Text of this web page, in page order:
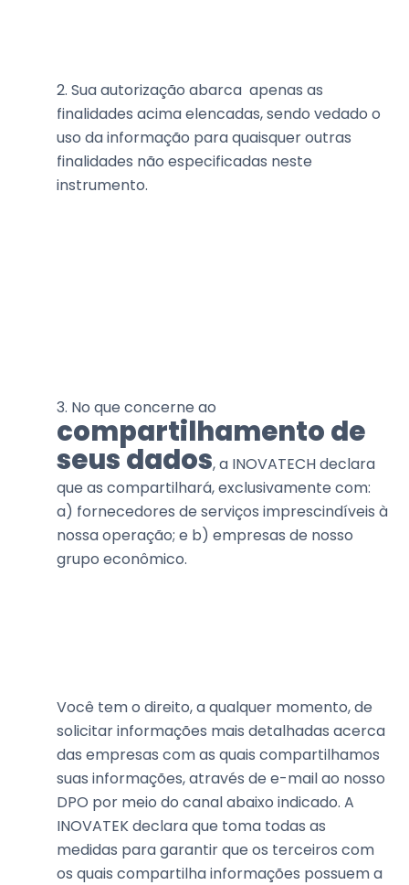
2. Sua autorização abarca apenas as
finalidades acima elencadas, sendo vedado o
uso da informação para quaisquer outras
finalidades não especificadas neste
instrumento.
3. No que concerne ao
compartilhamento de
seus dados, a INOVATECH declara
que as compartilhará, exclusivamente com:
a) fornecedores de serviços imprescindíveis à
nossa operação; e b) empresas de nosso
grupo econômico.
Você tem o direito, a qualquer momento, de
solicitar informações mais detalhadas acerca
das empresas com as quais compartilhamos
suas informações, através de e-mail ao nosso
DPO por meio do canal abaixo indicado. A
INOVATEK declara que toma todas as
medidas para garantir que os terceiros com
os quais compartilha informações possuem a